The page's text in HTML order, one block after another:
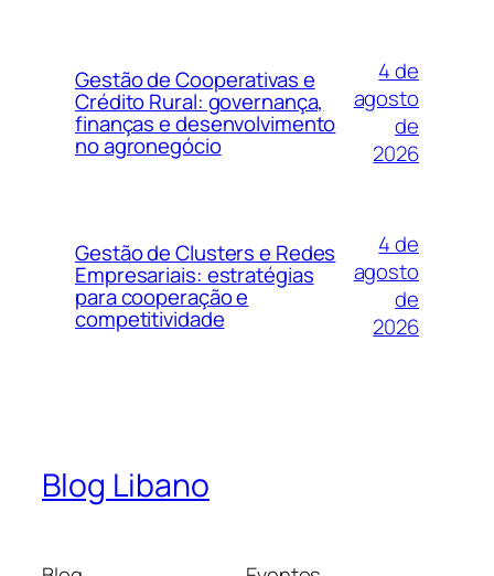
Gestão de Cooperativas e
Crédito Rural: governança,
finanças e desenvolvimento
no agronegócio
4 de
agosto
de
2026
Gestão de Clusters e Redes
Empresariais: estratégias
para cooperação e
competitividade
4 de
agosto
de
2026
Blog Libano